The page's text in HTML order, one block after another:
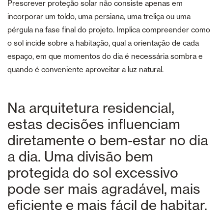
Prescrever proteção solar não consiste apenas em
incorporar um toldo, uma persiana, uma treliça ou uma
pérgula na fase final do projeto. Implica compreender como
o sol incide sobre a habitação, qual a orientação de cada
espaço, em que momentos do dia é necessária sombra e
quando é conveniente aproveitar a luz natural.
Na arquitetura residencial,
estas decisões influenciam
diretamente o bem-estar no dia
a dia. Uma divisão bem
protegida do sol excessivo
pode ser mais agradável, mais
eficiente e mais fácil de habitar.